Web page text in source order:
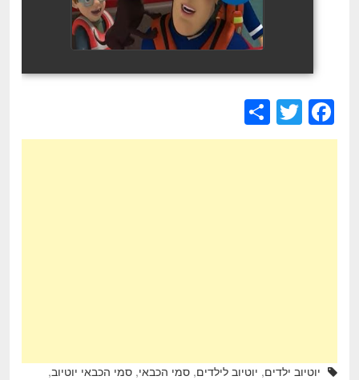
F
a
T
wi
h
יוטיוב ילדים, יוטיוב לילדים, סמי הכבאי, סמי הכבאי יוטיוב,